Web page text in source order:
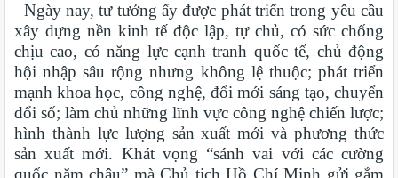
Ngày nay, tư tưởng ấy được phát triển trong yêu cầu
xây dựng nền kinh tế độc lập, tự chủ, có sức chống
chịu cao, có năng lực cạnh tranh quốc tế, chủ động
hội nhập sâu rộng nhưng không lệ thuộc; phát triển
mạnh khoa học, công nghệ, đổi mới sáng tạo, chuyển
đổi số; làm chủ những lĩnh vực công nghệ chiến lược;
hình thành lực lượng sản xuất mới và phương thức
sản xuất mới. Khát vọng “sánh vai với các cường